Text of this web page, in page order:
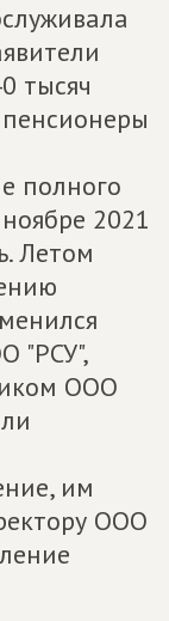
тысяч
полного
2021
Летом
"РСУ",
ООО
им
ООО